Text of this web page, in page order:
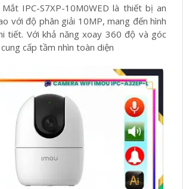
IPC-S7XP-10M0WED là thiết bị an
với độ phân giải 10MP, mang đến hình
tiết. Với khả năng xoay 360 độ và góc
cấp tầm nhìn toàn diện